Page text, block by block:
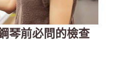
琴前必問的檢查